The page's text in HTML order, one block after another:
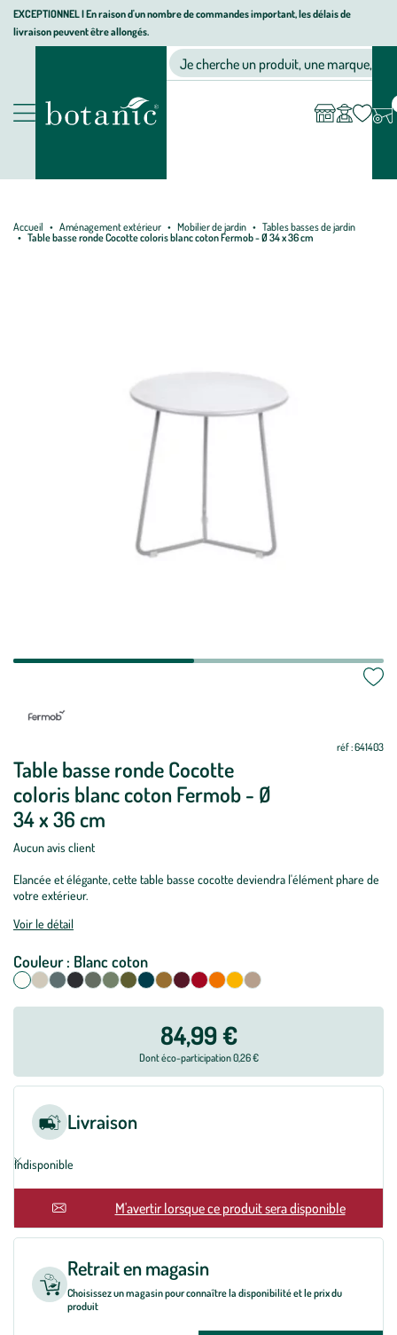
Aller
Aller
au
Aller
au
page
EXCEPTIONNEL I En raison d'un nombre de commandes important, les délais de
livraison peuvent être allongés.
Nos produits
Jardinerie écologique, animalerie, décoration, alimentation bio
Je cherche un produit, une marque, un
compte
Accueil Aménagement extérieur Mobilier de jardin
Tables basses de jardin
Table basse ronde Cocotte coloris blanc coton Fermob - Ø 34 x 36 cm
Table basse ronde Cocotte
coloris blanc coton Fermob - Ø
34 x 36 cm
réf : 641403
Aucun avis client
Elancée et élégante, cette table basse cocotte deviendra l'élément phare de
votre extérieur.
Voir le détail
Sélectionnez votre couleur
Couleur : Blanc coton
Blanc coton
Gris argile
Gris orage
Carbone
Romarin
Cactus
PestoBleu acapulco
Pain d'épices
Cerise noire
Piment
Orange confite
MielMuscade
84,99 €
Dont éco-participation 0,26 €
Livraison
Indisponible
M'avertir lorsque ce produit sera disponible
Retrait en magasin
Choisissez un magasin pour connaître la disponibilité et le prix du
produit